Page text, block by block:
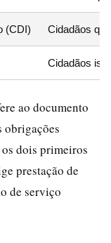
(CDI) Cidadãos
Cidadãos
ao documento
obrigações
dois primeiros
prestação de
de serviço